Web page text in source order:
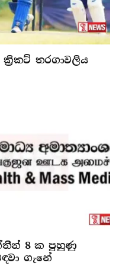
තරගාවලිය
8 ක පුහුණු
ගැනේ